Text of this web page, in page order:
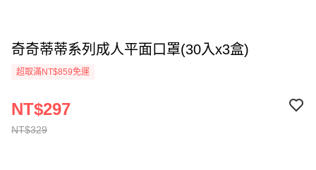
奇奇蒂蒂系列成人平面口罩(30入x3盒)
超取滿NT$859免運
NT$329
NT$297